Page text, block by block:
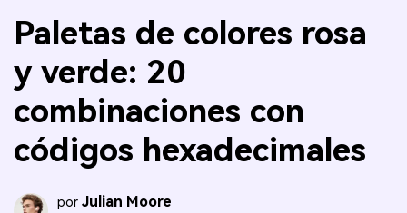
Paletas de colores rosa
y verde: 20
combinaciones con
códigos hexadecimales
por Julian Moore